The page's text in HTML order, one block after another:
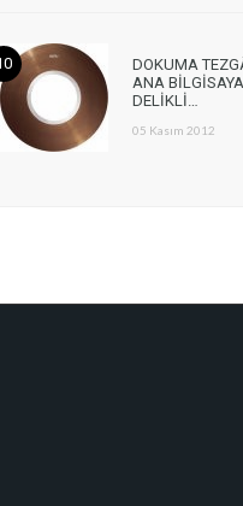
DOKUMA
ANA
DELİKLİ…
05 Kasım 2012